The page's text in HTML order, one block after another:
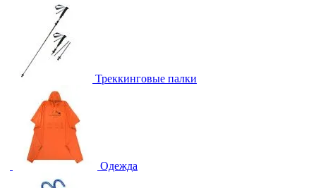
Треккинговые палки
Одежда